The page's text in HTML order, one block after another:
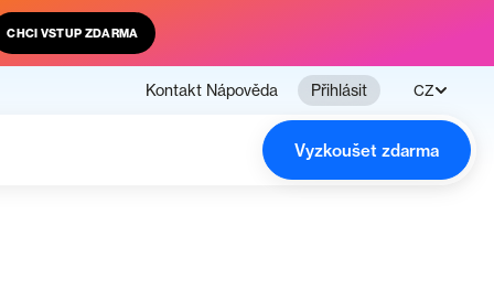
CHCI VSTUP ZDARMA
Kontakt Nápověda Přihlásit CZ
Vyzkoušet zdarma